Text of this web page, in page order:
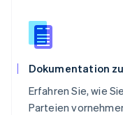
Dokumentation
Erfahren Sie, wie
Parteien
English
Spanien
Español
Thailand
Tschechische
English